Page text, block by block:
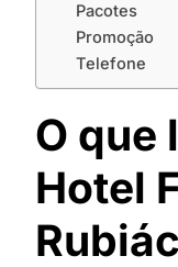
Pacotes
Promoção
Telefone
O que
Hotel